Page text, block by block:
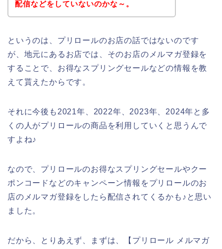
配信などをしていないのかな～。
というのは、プリロールのお店の話ではないのです
が、地元にあるお店では、そのお店のメルマガ登録を
することで、お得なスプリングセールなどの情報を教
えて貰えたからです。
それに今後も2021年、2022年、2023年、2024年と多
くの人がプリロールの商品を利用していくと思うんで
すよね♪
なので、プリロールのお得なスプリングセールやクー
ポンコードなどのキャンペーン情報をプリロールのお
店のメルマガ登録をしたら配信されてくるかも♪と思い
ました。
だから、とりあえず、まずは、【プリロール メルマガ